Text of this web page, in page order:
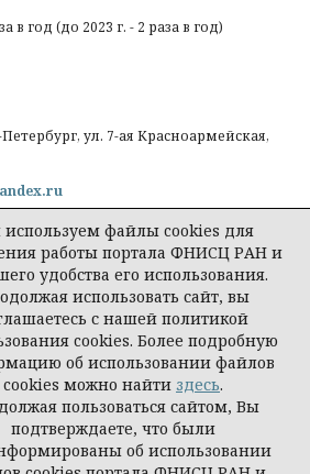
в год (до 2023 г. - 2 раза в год)
ул. 7-ая Красноармейская,
персональных
сегодня
файлы cookies для
работы портала ФНИСЦ РАН и
удобства его использования.
использовать сайт, вы
с нашей политикой
cookies. Более подробную
об использовании файлов
cookies можно найти здесь.
пользоваться сайтом, Вы
подтверждаете, что были
об использовании